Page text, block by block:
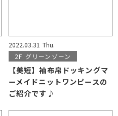
2022.03.31 Thu.
2F グリーンゾーン
【美短】袖布帛ドッキングマ
ーメイドニットワンピースの
ご紹介です♪